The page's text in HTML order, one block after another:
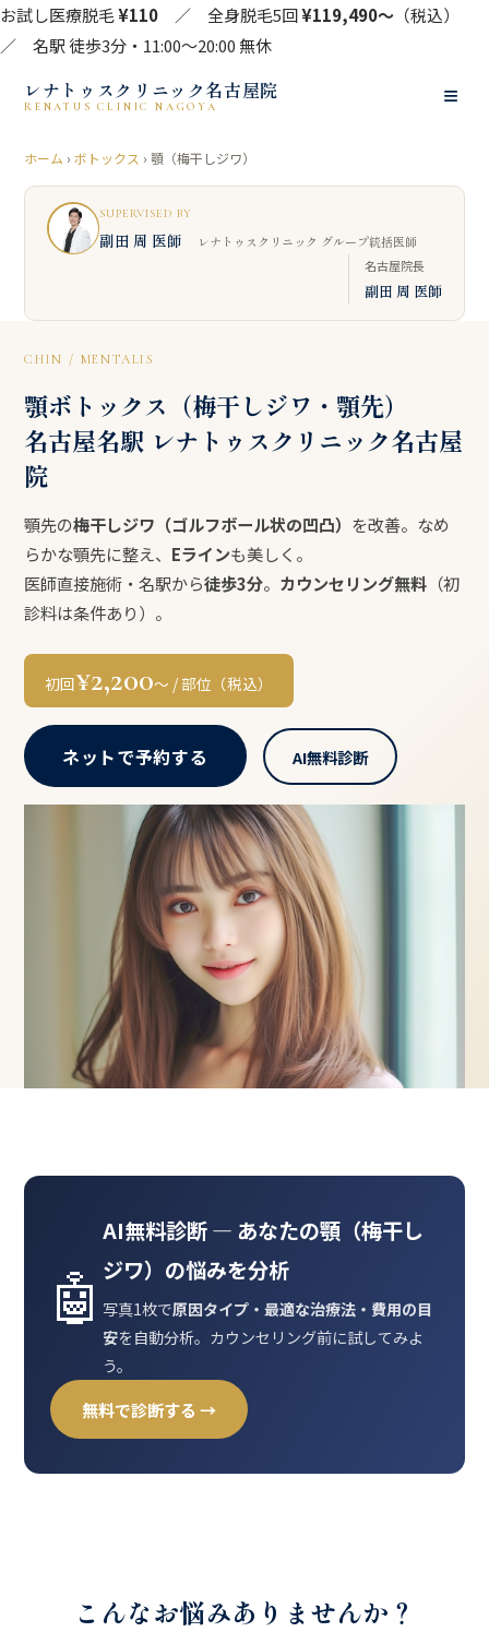
お試し医療脱毛¥110 ／ 全身脱毛5回¥119,490〜 （税込）
／ 名駅 徒歩3分・11:00〜20:00 無休
レナトゥスクリニック名古屋院
RENATUS CLINIC NAGOYA ≡
ホーム › ボトックス › 顎（梅干しジワ）
SUPERVISED BY
副田 周 医師
レナトゥスクリニック グループ統括医師
名古屋院長
副田 周 医師
CHIN / MENTALIS
顎ボトックス（梅干しジワ・顎先）
名古屋名駅 レナトゥスクリニック名古屋
院
顎先の梅干しジワ（ゴルフボール状の凹凸） を改善。なめ
らかな顎先に整え、 Eラインも美しく。
医師直接施術・名駅から徒歩3分。 カウンセリング無料 （初
診料は条件あり）。
初回¥2,200〜 / 部位（税込）
ネットで予約する AI無料診断
🤖
AI無料診断 ― あなたの顎（梅干し
ジワ）の悩みを分析
写真1枚で原因タイプ・最適な治療法・費用の目
安を自動分析。カウンセリング前に試してみよ
う。
無料で診断する →
こんなお悩みありませんか？